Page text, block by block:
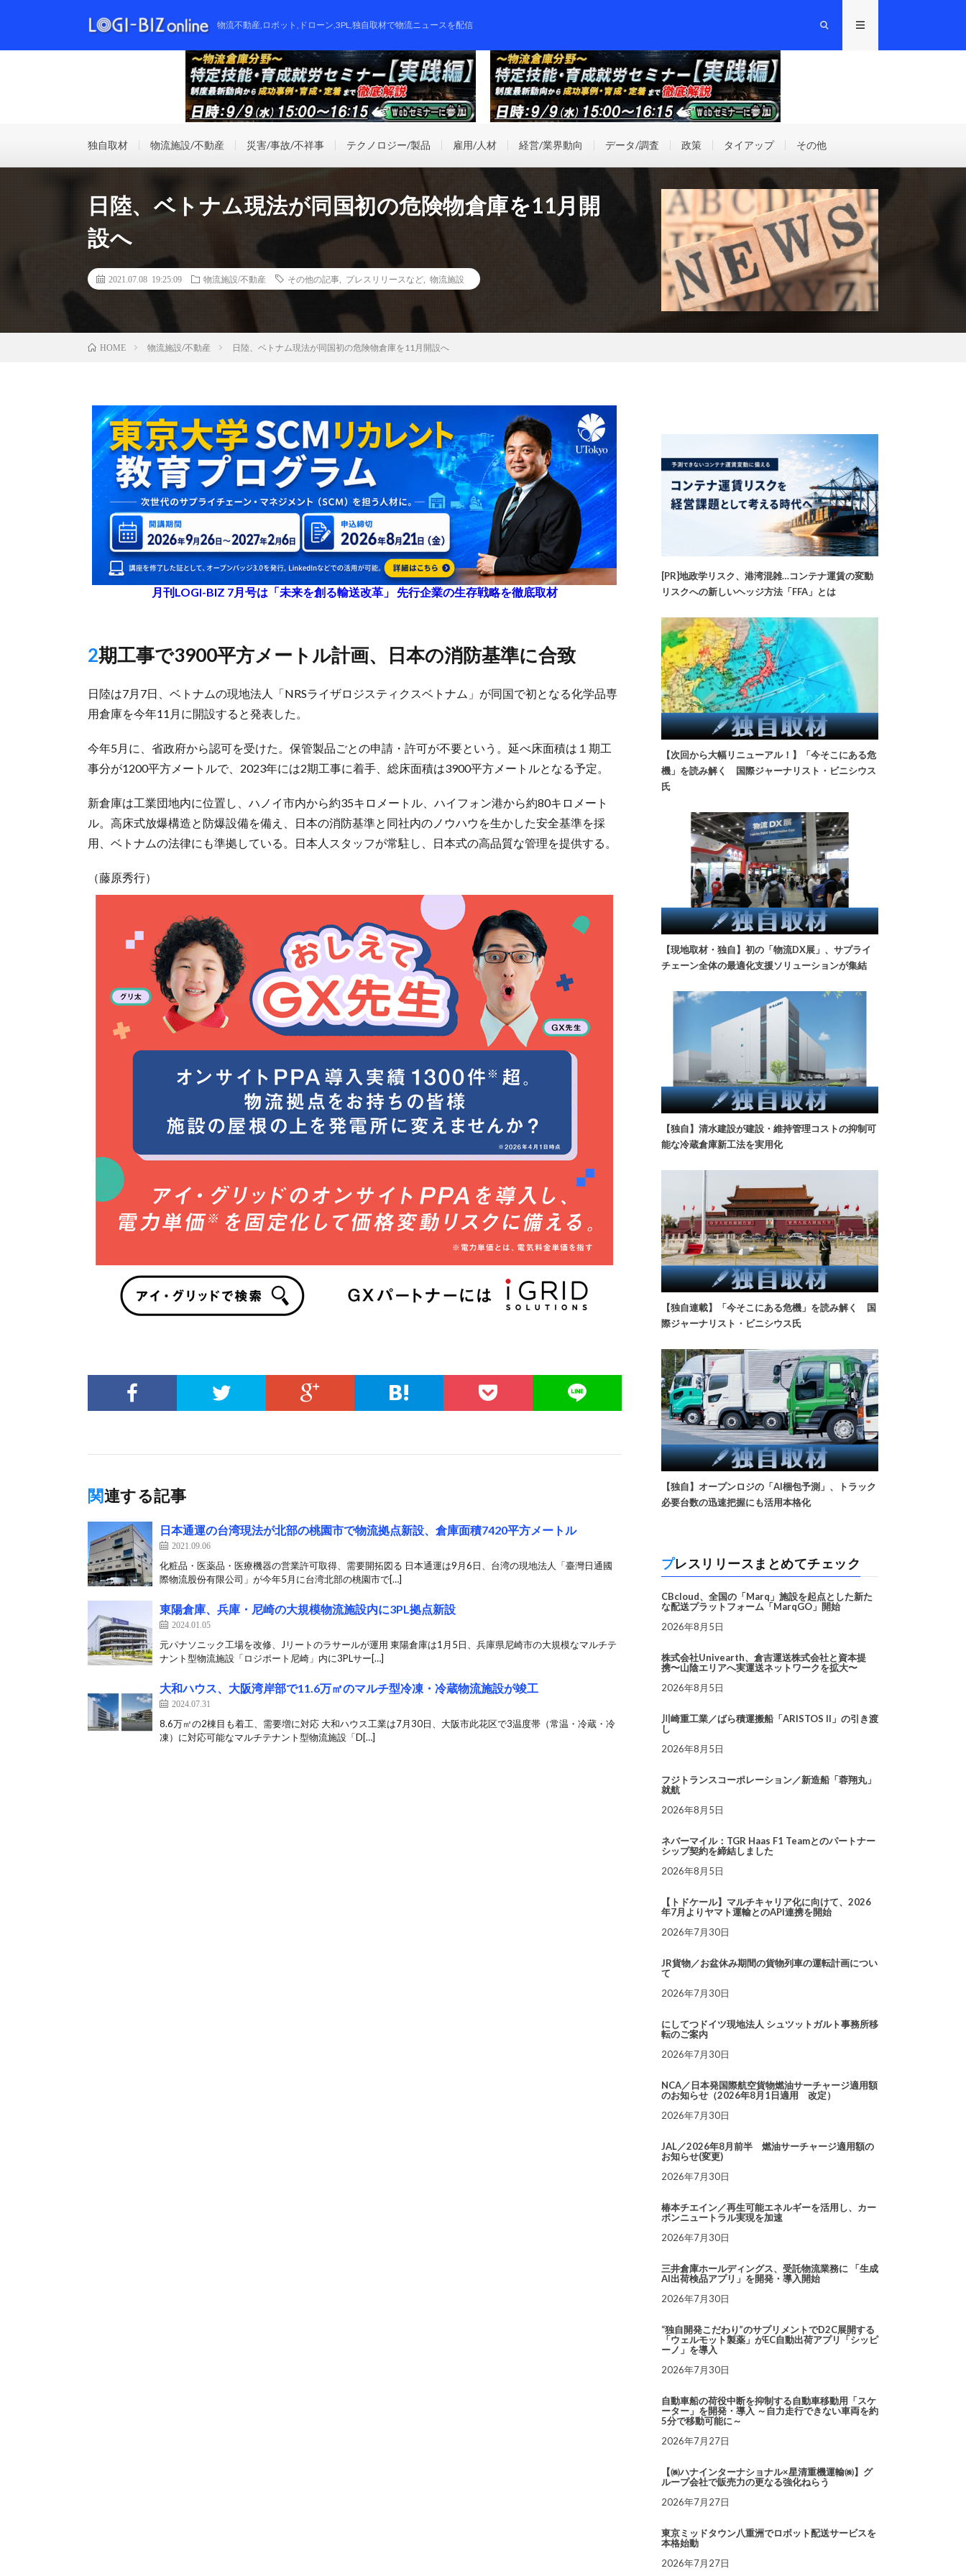
物流不動産,ロボット,ドローン,3PL,独自取材で物流ニュースを配信
独自取材 物流施設/不動産 災害/事故/不祥事 テクノロジー/製品 雇用/人材 経営/業界動向 データ/調査 政策 タイアップ その他
日陸、ベトナム現法が同国初の危険物倉庫を11月開
設へ
2021.07.08 19:25:09 物流施設/不動産 その他の記事 プレスリリースなど 物流施設
HOME 物流施設/不動産 日陸、ベトナム現法が同国初の危険物倉庫を11月開設へ
月刊LOGI-BIZ 7月号は「未来を創る輸送改革」 先行企業の生存戦略を徹底取材
2期工事で3900平方メートル計画、日本の消防基準に合致
日陸は7月7日、ベトナムの現地法人「NRSライザロジスティクスベトナム」が同国で初となる化学品専
用倉庫を今年11月に開設すると発表した。
今年5月に、省政府から認可を受けた。保管製品ごとの申請・許可が不要という。延べ床面積は１期工
事分が1200平方メートルで、2023年には2期工事に着手、総床面積は3900平方メートルとなる予定。
新倉庫は工業団地内に位置し、ハノイ市内から約35キロメートル、ハイフォン港から約80キロメート
ル。高床式放爆構造と防爆設備を備え、日本の消防基準と同社内のノウハウを生かした安全基準を採
用、ベトナムの法律にも準拠している。日本人スタッフが常駐し、日本式の高品質な管理を提供する。
（藤原秀行）
関連する記事
日本通運の台湾現法が北部の桃園市で物流拠点新設、倉庫面積7420平方メートル
2021.09.06
化粧品・医薬品・医療機器の営業許可取得、需要開拓図る 日本通運は9月6日、台湾の現地法人「臺灣日通國
際物流股份有限公司」が今年5月に台湾北部の桃園市で[…]
東陽倉庫、兵庫・尼崎の大規模物流施設内に3PL拠点新設
2024.01.05
元パナソニック工場を改修、Jリートのラサールが運用 東陽倉庫は1月5日、兵庫県尼崎市の大規模なマルチテ
ナント型物流施設「ロジポート尼崎」内に3PLサー[…]
大和ハウス、大阪湾岸部で11.6万㎡のマルチ型冷凍・冷蔵物流施設が竣工
2024.07.31
8.6万㎡の2棟目も着工、需要増に対応 大和ハウス工業は7月30日、大阪市此花区で3温度帯（常温・冷蔵・冷
凍）に対応可能なマルチテナント型物流施設「D[…]
[PR]地政学リスク、港湾混雑…コンテナ運賃の変動
リスクへの新しいヘッジ方法「FFA」とは
【次回から大幅リニューアル！】「今そこにある危
機」を読み解く 国際ジャーナリスト・ビニシウス
氏
【現地取材・独自】初の「物流DX展」、サプライ
チェーン全体の最適化支援ソリューションが集結
【独自】清水建設が建設・維持管理コストの抑制可
能な冷蔵倉庫新工法を実用化
【独自連載】「今そこにある危機」を読み解く 国
際ジャーナリスト・ビニシウス氏
【独自】オープンロジの「AI梱包予測」、トラック
必要台数の迅速把握にも活用本格化
プレスリリースまとめてチェック
CBcloud、全国の「Marq」施設を起点とした新た
な配送プラットフォーム「MarqGO」開始
2026年8月5日
株式会社Univearth、倉吉運送株式会社と資本提
携〜山陰エリアへ実運送ネットワークを拡大〜
2026年8月5日
川崎重工業／ばら積運搬船「ARISTOS II」の引き渡
し
2026年8月5日
フジトランスコーポレーション／新造船「蓉翔丸」
就航
2026年8月5日
ネバーマイル：TGR Haas F1 Teamとのパートナー
シップ契約を締結しました
2026年8月5日
【トドケール】マルチキャリア化に向けて、2026
年7月よりヤマト運輸とのAPI連携を開始
2026年7月30日
JR貨物／お盆休み期間の貨物列車の運転計画につい
て
2026年7月30日
にしてつドイツ現地法人 シュツットガルト事務所移
転のご案内
2026年7月30日
NCA／日本発国際航空貨物燃油サーチャージ適用額
のお知らせ（2026年8月1日適用 改定）
2026年7月30日
JAL／2026年8月前半 燃油サーチャージ適用額の
お知らせ(変更)
2026年7月30日
椿本チエイン／再生可能エネルギーを活用し、カー
ボンニュートラル実現を加速
2026年7月30日
三井倉庫ホールディングス、受託物流業務に 「生成
AI出荷検品アプリ」を開発・導入開始
2026年7月30日
“独自開発こだわり”のサプリメントでD2C展開する
「ウェルモット製薬」がEC自動出荷アプリ「シッピ
ーノ」を導入
2026年7月30日
自動車船の荷役中断を抑制する自動車移動用「スケ
ーター」を開発・導入 ～自力走行できない車両を約
5分で移動可能に～
2026年7月27日
【㈱ハナインターナショナル×星清重機運輸㈱】グ
ループ会社で販売力の更なる強化ねらう
2026年7月27日
東京ミッドタウン八重洲でロボット配送サービスを
本格始動
2026年7月27日